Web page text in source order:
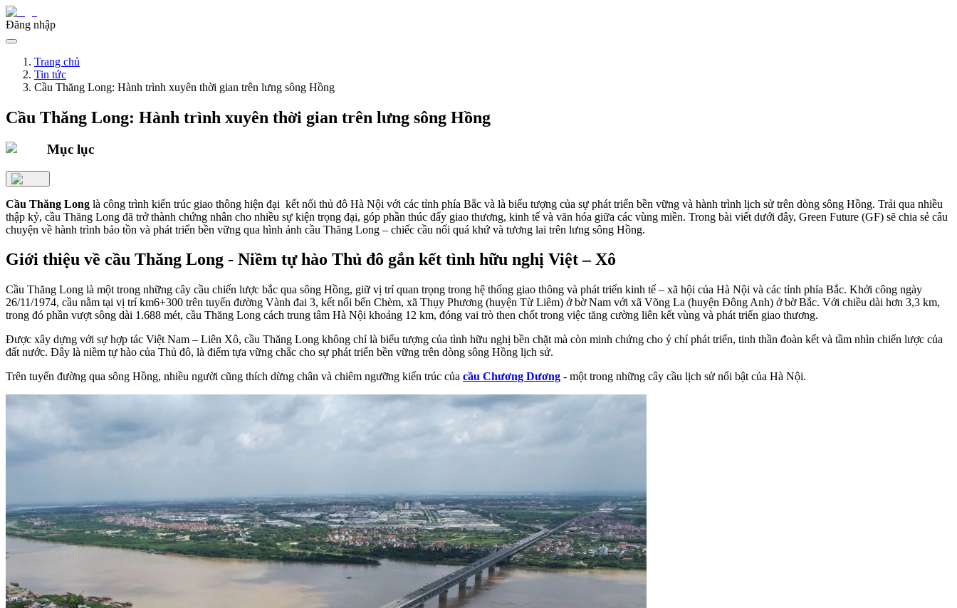
Đăng nhập
Trang chủ
Tin tức
Cầu Thăng Long: Hành trình xuyên thời gian trên lưng sông Hồng
Cầu Thăng Long: Hành trình xuyên thời gian trên lưng sông Hồng
Mục lục
Cầu Thăng Long là công trình kiến trúc giao thông hiện đại kết nối thủ đô Hà Nội với các tỉnh phía Bắc và là biểu tượng của sự phát triển bền vững và hành trình lịch sử trên dòng sông Hồng. Trải qua nhiều
thập kỷ, cầu Thăng Long đã trở thành chứng nhân cho nhiều sự kiện trọng đại, góp phần thúc đẩy giao thương, kinh tế và văn hóa giữa các vùng miền. Trong bài viết dưới đây, Green Future (GF) sẽ chia sẻ câu
chuyện về hành trình bảo tồn và phát triển bền vững qua hình ảnh cầu Thăng Long – chiếc cầu nối quá khứ và tương lai trên lưng sông Hồng.
Giới thiệu về cầu Thăng Long - Niềm tự hào Thủ đô gắn kết tình hữu nghị Việt – Xô
Cầu Thăng Long là một trong những cây cầu chiến lược bắc qua sông Hồng, giữ vị trí quan trọng trong hệ thống giao thông và phát triển kinh tế – xã hội của Hà Nội và các tỉnh phía Bắc. Khởi công ngày
26/11/1974, cầu nằm tại vị trí km6+300 trên tuyến đường Vành đai 3, kết nối bến Chèm, xã Thụy Phương (huyện Từ Liêm) ở bờ Nam với xã Võng La (huyện Đông Anh) ở bờ Bắc. Với chiều dài hơn 3,3 km,
trong đó phần vượt sông dài 1.688 mét, cầu Thăng Long cách trung tâm Hà Nội khoảng 12 km, đóng vai trò then chốt trong việc tăng cường liên kết vùng và phát triển giao thương.
Được xây dựng với sự hợp tác Việt Nam – Liên Xô, cầu Thăng Long không chỉ là biểu tượng của tình hữu nghị bền chặt mà còn minh chứng cho ý chí phát triển, tinh thần đoàn kết và tầm nhìn chiến lược của
đất nước. Đây là niềm tự hào của Thủ đô, là điểm tựa vững chắc cho sự phát triển bền vững trên dòng sông Hồng lịch sử.
Trên tuyến đường qua sông Hồng, nhiều người cũng thích dừng chân và chiêm ngưỡng kiến trúc của cầu Chương Dương - một trong những cây cầu lịch sử nổi bật của Hà Nội.